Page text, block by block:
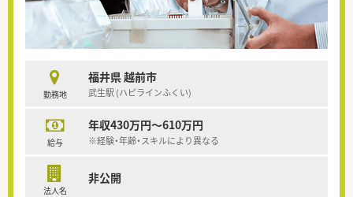
勤務地
福井県 越前市
武生駅 (ハピラインふくい)
給与
年収430万円～610万円
※経験・年齢・スキルにより異なる
法人名
非公開